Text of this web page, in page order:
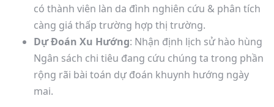
có thành viên làn da đình nghiên cứu & phân tích
càng giá thấp trường hợp thị trường.
Dự Đoán Xu Hướng: Nhận định lịch sử hào hùng
Ngân sách chi tiêu đang cứu chúng ta trong phần
rộng rãi bài toán dự đoán khuynh hướng ngày
mai.